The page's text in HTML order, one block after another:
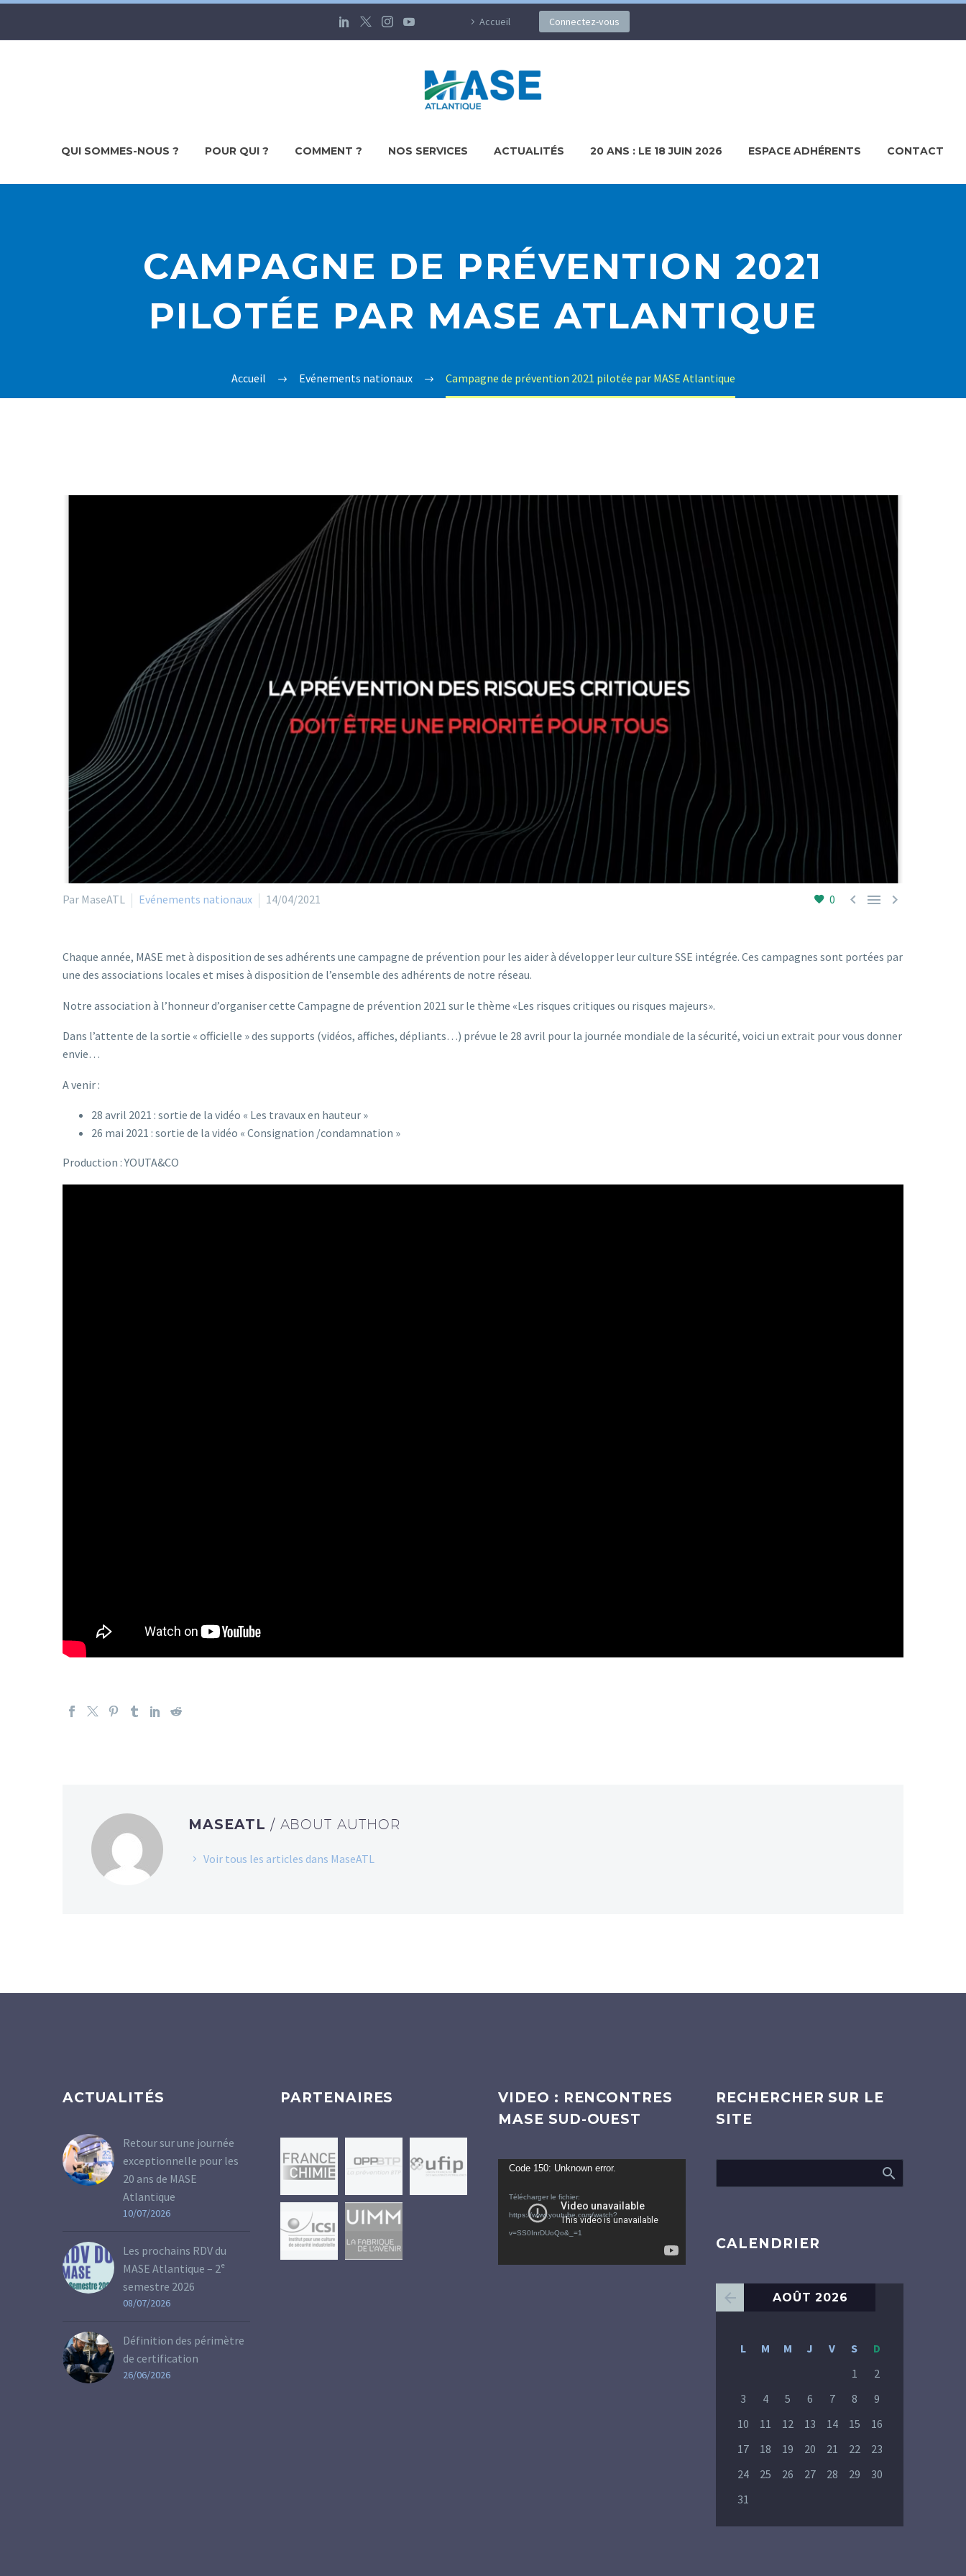
Accueil Connectez-vous
QUI SOMMES-NOUS ? POUR QUI ? COMMENT ? NOS SERVICES ACTUALITÉS 20 ANS : LE 18 JUIN 2026 ESPACE ADHÉRENTS CONTACT
CAMPAGNE DE PRÉVENTION 2021
PILOTÉE PAR MASE ATLANTIQUE
Accueil Evénements nationaux Campagne de prévention 2021 pilotée par MASE Atlantique
0   
Par MaseATL Evénements nationaux 14/04/2021
Chaque année, MASE met à disposition de ses adhérents une campagne de prévention pour les aider à développer leur culture SSE intégrée. Ces campagnes sont portées par
une des associations locales et mises à disposition de l’ensemble des adhérents de notre réseau.
Notre association à l’honneur d’organiser cette Campagne de prévention 2021 sur le thème «Les risques critiques ou risques majeurs».
Dans l’attente de la sortie « officielle » des supports (vidéos, affiches, dépliants…) prévue le 28 avril pour la journée mondiale de la sécurité, voici un extrait pour vous donner
envie…
A venir :
28 avril 2021 : sortie de la vidéo « Les travaux en hauteur »
26 mai 2021 : sortie de la vidéo « Consignation /condamnation »
Production : YOUTA&CO
MASEATL / ABOUT AUTHOR
Voir tous les articles dans MaseATL
ACTUALITÉS
Retour sur une journée
exceptionnelle pour les
20 ans de MASE
Atlantique
10/07/2026
Les prochains RDV du
MASE Atlantique – 2ᵉ
semestre 2026
08/07/2026
Définition des périmètre
de certification
26/06/2026
PARTENAIRES
VIDEO : RENCONTRES
MASE SUD-OUEST
Lecteur
Code 150: Unknown error.
Télécharger le fichier:
https://www.youtube.com/watch?
v=SS0InrDUoQo&_=1
RECHERCHER SUR LE
SITE
CALENDRIER
AOÛT 2026
L M M J V S
D
1
2
3
4 5 6 7 8
9
10
11 12 13 14 15
16
17
18 19 20 21 22
23
24
25 26 27 28 29
30
31